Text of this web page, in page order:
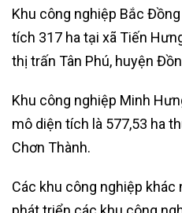
Khu công nghiệp Bắc
tích 317 ha tại xã Tiến
thị trấn Tân Phú, huyện
Khu công nghiệp Minh
mô diện tích là 577,53 ha
Chơn Thành.
Các khu công nghiệp